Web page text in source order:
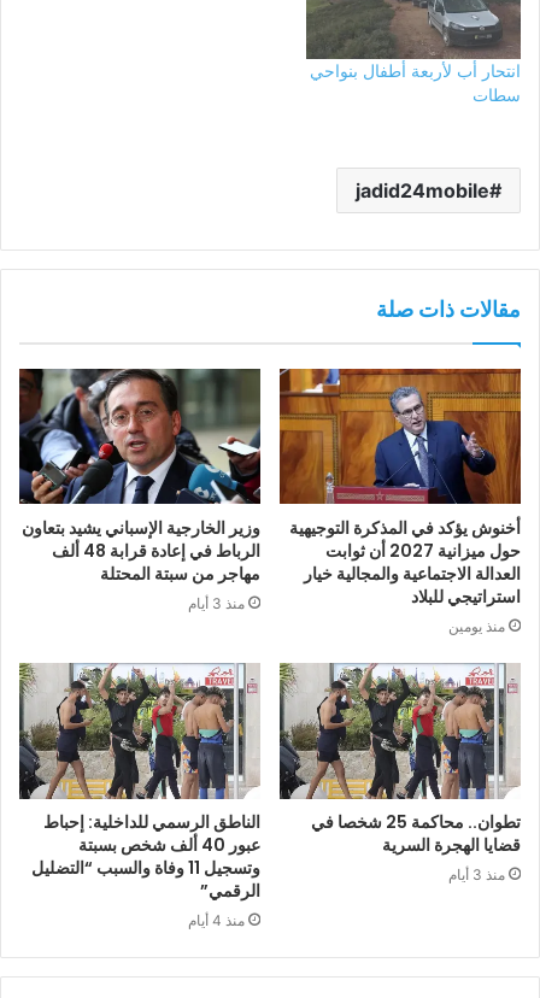
انتحار أب لأربعة أطفال بنواحي
سطات
jadid24mobile
مقالات ذات صلة
أخنوش يؤكد في المذكرة التوجيهية
حول ميزانية 2027 أن ثوابت
العدالة الاجتماعية والمجالية خيار
استراتيجي للبلاد
منذ يومين
وزير الخارجية الإسباني يشيد بتعاون
الرباط في إعادة قرابة 48 ألف
مهاجر من سبتة المحتلة
منذ 3 أيام
تطوان.. محاكمة 25 شخصا في
قضايا الهجرة السرية
منذ 3 أيام
الناطق الرسمي للداخلية: إحباط
عبور 40 ألف شخص بسبتة
وتسجيل 11 وفاة والسبب “التضليل
الرقمي”
منذ 4 أيام